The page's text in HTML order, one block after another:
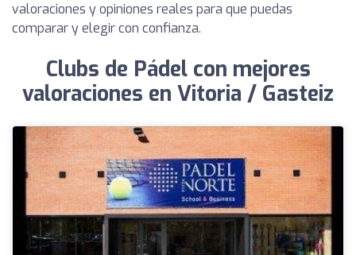
valoraciones y opiniones reales para que puedas
comparar y elegir con confianza.
Clubs de Pádel con mejores
valoraciones en Vitoria / Gasteiz